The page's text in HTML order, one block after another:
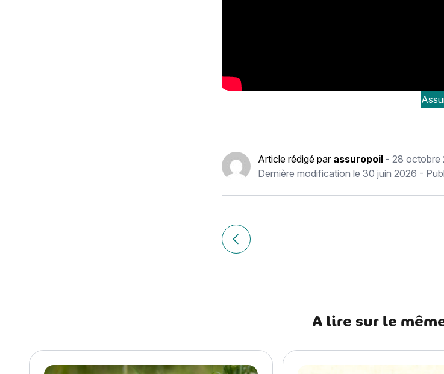
Article rédigé par assuropoil - 28 octobre
Dernière modification le 30 juin 2026 -
Navigation
de
Article précédent Communiquer avec son chien,
A lire sur le